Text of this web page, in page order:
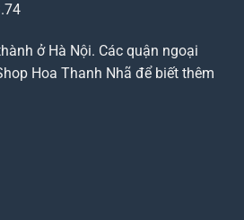
ở Hà Nội. Các quận ngoại
Hoa Thanh Nhã để biết thêm